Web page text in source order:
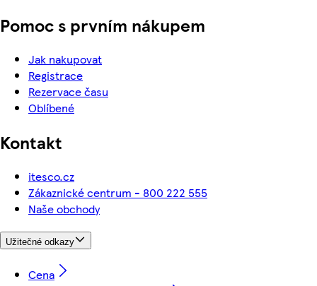
Pomoc s prvním nákupem
Jak nakupovat
Registrace
Rezervace času
Oblíbené
Kontakt
itesco.cz
Zákaznické centrum - 800 222 555
Naše obchody
Užitečné odkazy
Cena